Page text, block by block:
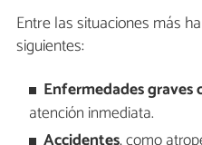
Entre las situaciones más
siguientes:
Enfermedades graves
atención inmediata.